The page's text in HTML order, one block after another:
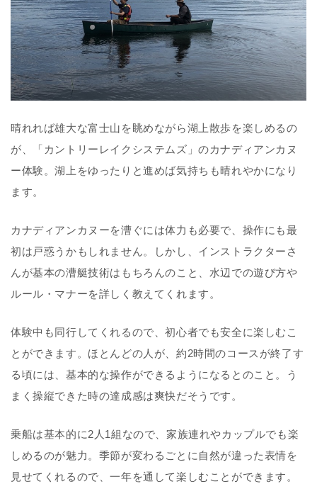
晴れれば雄大な富士山を眺めながら湖上散歩を楽しめるの
が、「カントリーレイクシステムズ」のカナディアンカヌ
ー体験。湖上をゆったりと進めば気持ちも晴れやかになり
ます。
カナディアンカヌーを漕ぐには体力も必要で、操作にも最
初は戸惑うかもしれません。しかし、インストラクターさ
んが基本の漕艇技術はもちろんのこと、水辺での遊び方や
ルール・マナーを詳しく教えてくれます。
体験中も同行してくれるので、初心者でも安全に楽しむこ
とができます。ほとんどの人が、約2時間のコースが終了す
る頃には、基本的な操作ができるようになるとのこと。う
まく操縦できた時の達成感は爽快だそうです。
乗船は基本的に2人1組なので、家族連れやカップルでも楽
しめるのが魅力。季節が変わるごとに自然が違った表情を
見せてくれるので、一年を通して楽しむことができます。